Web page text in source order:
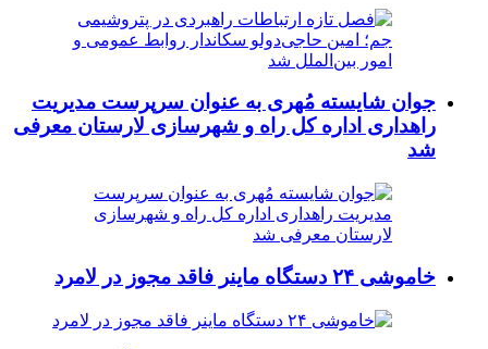
جوان شایسته مُهری به عنوان سرپرست مدیریت
راهداری اداره کل راه و شهرسازی لارستان معرفی
شد
خاموشی ۲۴ دستگاه ماینر فاقد مجوز در لامرد